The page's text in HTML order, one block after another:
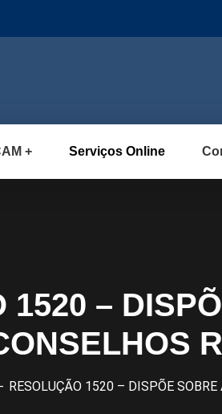
Serviços Online
1520 –
RESOLUÇÃO 1520 – DISPÕE